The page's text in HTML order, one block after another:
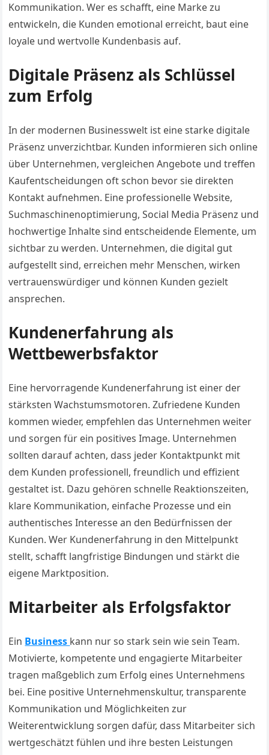
Kommunikation. Wer es schafft, eine Marke zu
entwickeln, die Kunden emotional erreicht, baut eine
loyale und wertvolle Kundenbasis auf.
Digitale Präsenz als Schlüssel
zum Erfolg
In der modernen Businesswelt ist eine starke digitale
Präsenz unverzichtbar. Kunden informieren sich online
über Unternehmen, vergleichen Angebote und treffen
Kaufentscheidungen oft schon bevor sie direkten
Kontakt aufnehmen. Eine professionelle Website,
Suchmaschinenoptimierung, Social Media Präsenz und
hochwertige Inhalte sind entscheidende Elemente, um
sichtbar zu werden. Unternehmen, die digital gut
aufgestellt sind, erreichen mehr Menschen, wirken
vertrauenswürdiger und können Kunden gezielt
ansprechen.
Kundenerfahrung als
Wettbewerbsfaktor
Eine hervorragende Kundenerfahrung ist einer der
stärksten Wachstumsmotoren. Zufriedene Kunden
kommen wieder, empfehlen das Unternehmen weiter
und sorgen für ein positives Image. Unternehmen
sollten darauf achten, dass jeder Kontaktpunkt mit
dem Kunden professionell, freundlich und effizient
gestaltet ist. Dazu gehören schnelle Reaktionszeiten,
klare Kommunikation, einfache Prozesse und ein
authentisches Interesse an den Bedürfnissen der
Kunden. Wer Kundenerfahrung in den Mittelpunkt
stellt, schafft langfristige Bindungen und stärkt die
eigene Marktposition.
Mitarbeiter als Erfolgsfaktor
Ein Business kann nur so stark sein wie sein Team.
Motivierte, kompetente und engagierte Mitarbeiter
tragen maßgeblich zum Erfolg eines Unternehmens
bei. Eine positive Unternehmenskultur, transparente
Kommunikation und Möglichkeiten zur
Weiterentwicklung sorgen dafür, dass Mitarbeiter sich
wertgeschätzt fühlen und ihre besten Leistungen